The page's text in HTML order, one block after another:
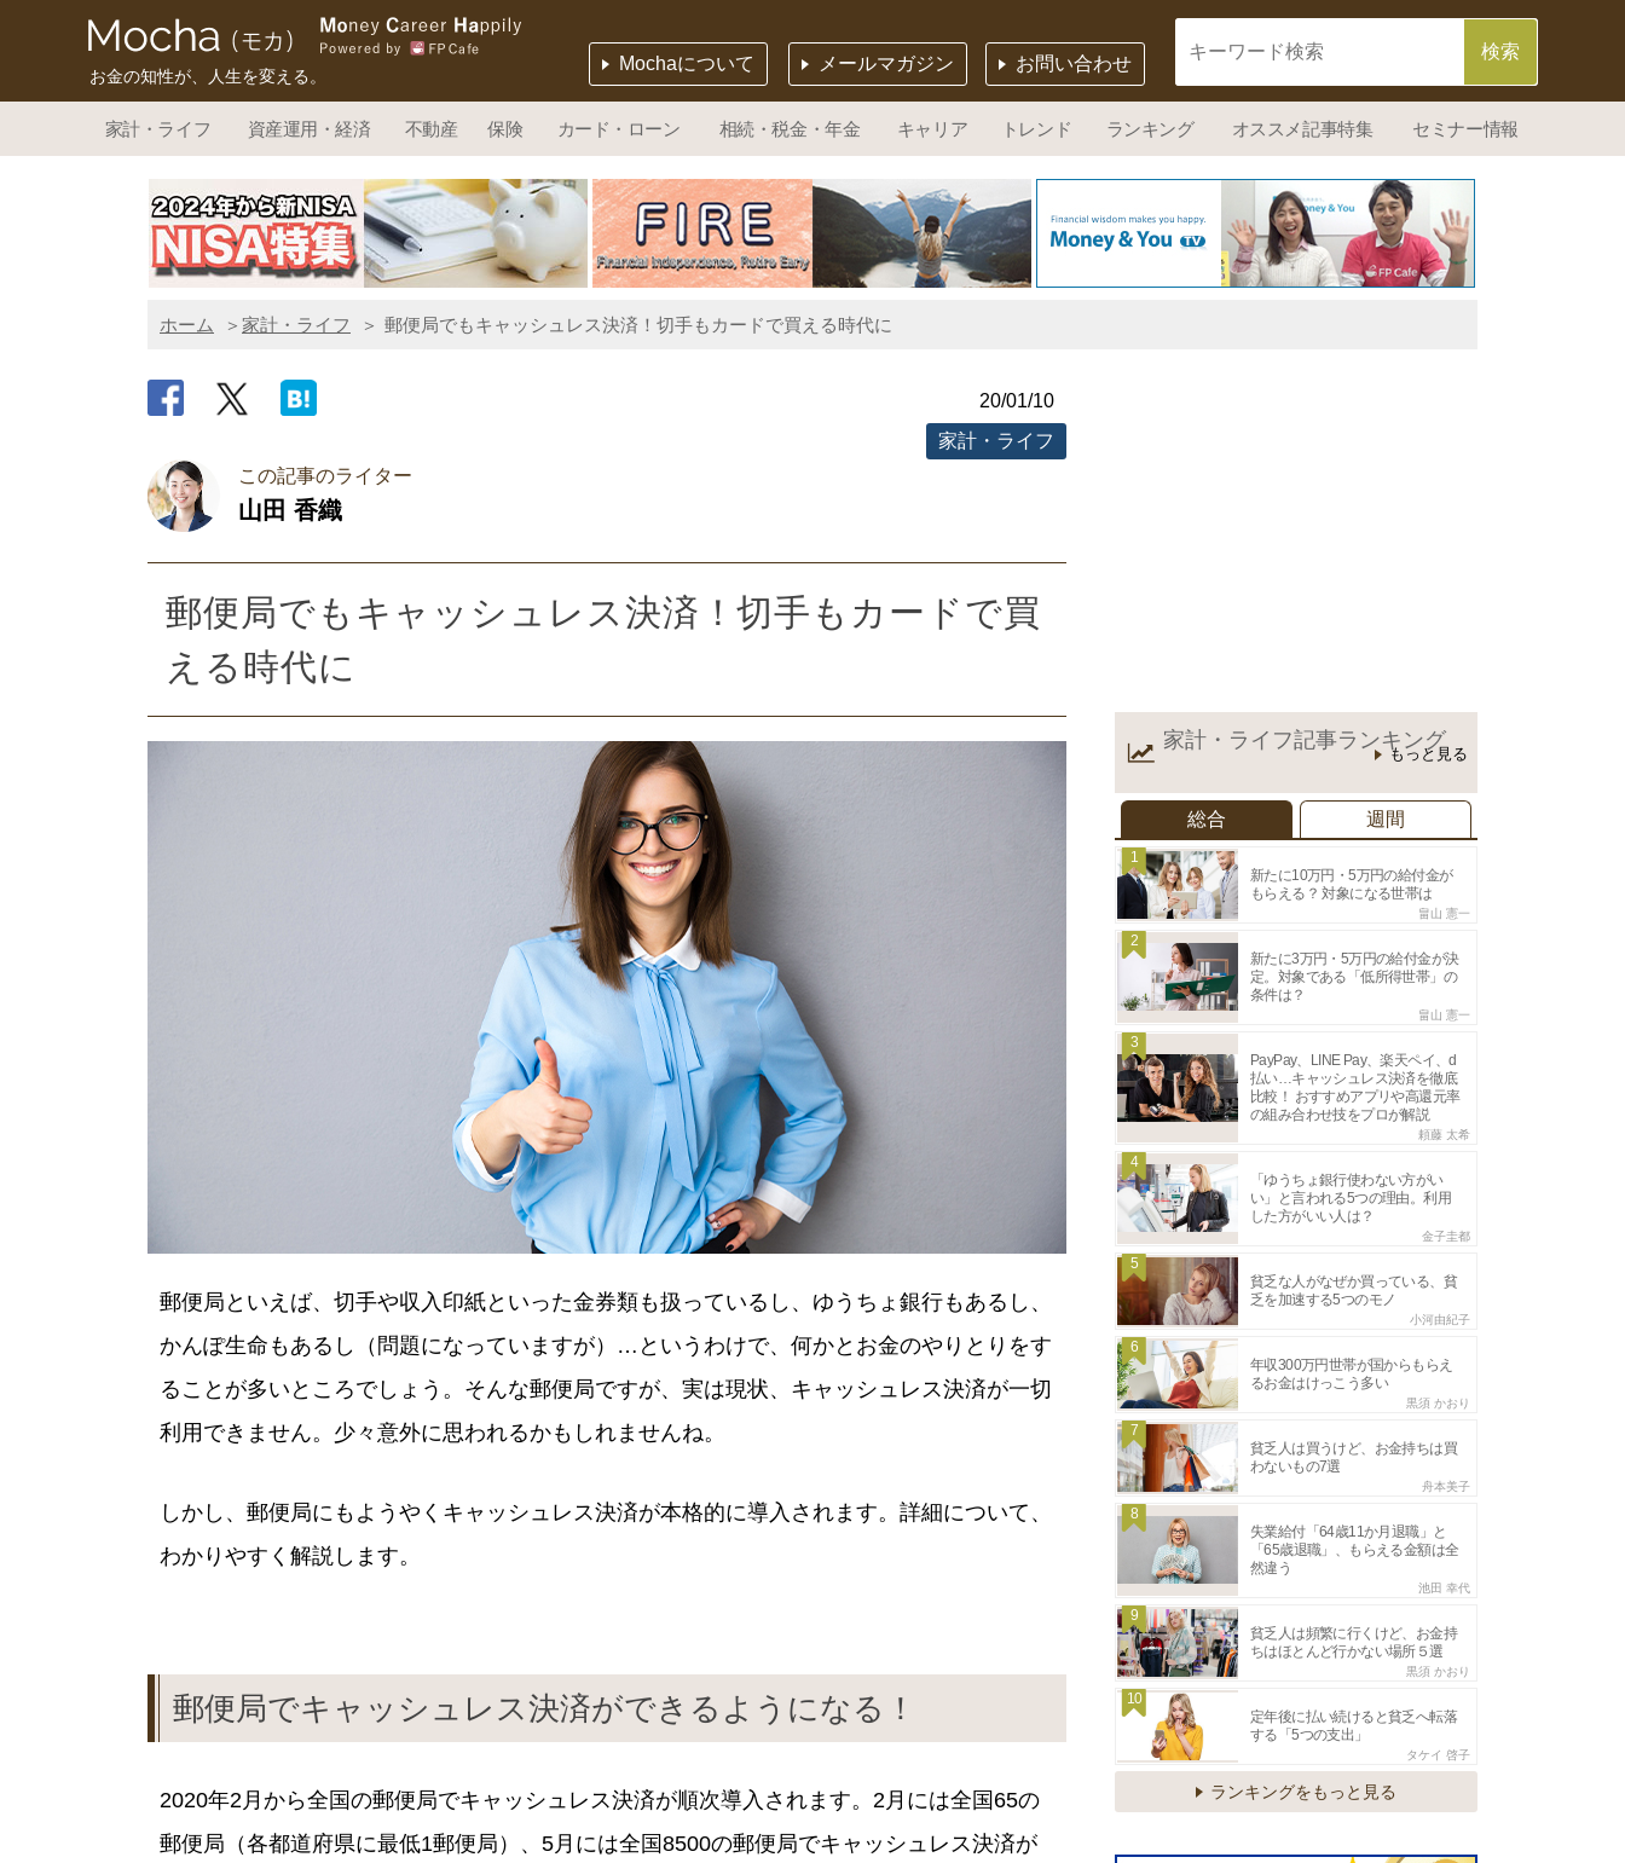
お金の知性が、人生を変える。
お問い合わせ
メールマガジン
Mochaについて
家計・ライフ 資産運用・経済 不動産 保険 カード・ローン 相続・税金・年金 キャリア トレンド ランキング オススメ記事特集 セミナー情報
ホーム 家計・ライフ 郵便局でもキャッシュレス決済！切手もカードで買える時代に
20/01/10
家計・ライフ
この記事のライター
山田 香織
郵便局でもキャッシュレス決済！切手もカードで買
える時代に
郵便局といえば、切手や収入印紙といった金券類も扱っているし、ゆうちょ銀行もあるし、
かんぽ生命もあるし（問題になっていますが）…というわけで、何かとお金のやりとりをす
ることが多いところでしょう。そんな郵便局ですが、実は現状、キャッシュレス決済が一切
利用できません。少々意外に思われるかもしれませんね。
しかし、郵便局にもようやくキャッシュレス決済が本格的に導入されます。詳細について、
わかりやすく解説します。
郵便局でキャッシュレス決済ができるようになる！
2020年2月から全国の郵便局でキャッシュレス決済が順次導入されます。2月には全国65の
郵便局（各都道府県に最低1郵便局）、5月には全国8500の郵便局でキャッシュレス決済が
家計・ライフ記事ランキング
もっと見る
総合 週間
1
新たに10万円・5万円の給付金が
もらえる？ 対象になる世帯は
畠山 憲一
2
新たに3万円・5万円の給付金が決
定。対象である「低所得世帯」の
条件は？
畠山 憲一
3
PayPay、LINE Pay、楽天ペイ、d
払い…キャッシュレス決済を徹底
比較！ おすすめアプリや高還元率
の組み合わせ技をプロが解説
頼藤 太希
4
「ゆうちょ銀行使わない方がい
い」と言われる5つの理由。利用
した方がいい人は？
金子圭都
5
貧乏な人がなぜか買っている、貧
乏を加速する5つのモノ
小河由紀子
6
年収300万円世帯が国からもらえ
るお金はけっこう多い
黒須 かおり
7
貧乏人は買うけど、お金持ちは買
わないもの7選
舟本美子
8
失業給付「64歳11か月退職」と
「65歳退職」、もらえる金額は全
然違う
池田 幸代
9
貧乏人は頻繁に行くけど、お金持
ちはほとんど行かない場所５選
黒須 かおり
10
定年後に払い続けると貧乏へ転落
する「5つの支出」
タケイ 啓子
ランキングをもっと見る